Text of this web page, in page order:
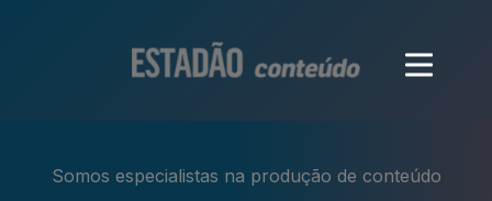
Somos especialistas na produção de conteúdo